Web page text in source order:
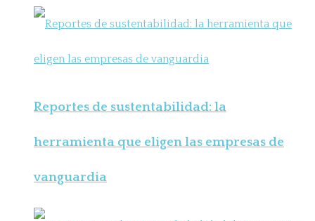
Reportes de sustentabilidad: la
herramienta que eligen las empresas de
vanguardia